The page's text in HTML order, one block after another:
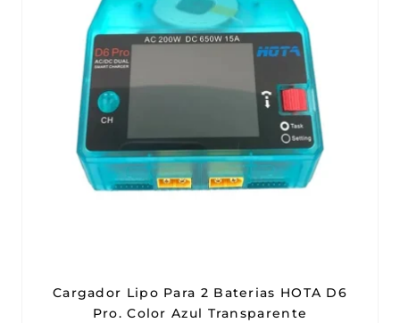
Cargador Lipo Para 2 Baterias HOTA D6
Pro. Color Azul Transparente